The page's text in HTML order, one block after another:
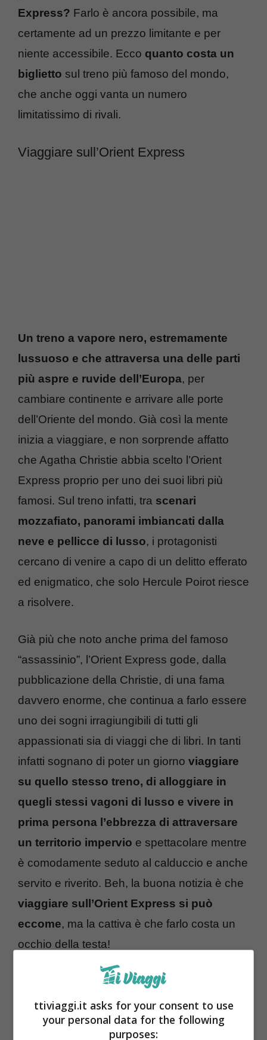
Express? Farlo è ancora possibile, ma
certamente ad un prezzo limitante e per
niente accessibile. Ecco quanto costa un
biglietto sul treno più famoso del mondo,
che anche oggi vanta un numero
limitatissimo di rivali.
Viaggiare sull’Orient Express
Un treno a vapore nero, estremamente
lussuoso e che attraversa una delle parti
più aspre e ruvide dell’Europa, per
cambiare continente e arrivare alle porte
dell’Oriente del mondo. Già così la mente
inizia a viaggiare, e non sorprende affatto
che Agatha Christie abbia scelto l’Orient
Express proprio per uno dei suoi libri più
famosi. Sul treno infatti, tra scenari
mozzafiato, panorami imbiancati dalla
neve e pellicce di lusso, i protagonisti
cercano di venire a capo di un delitto efferato
ed enigmatico, che solo Hercule Poirot riesce
a risolvere.
Già più che noto anche prima del famoso
“assassinio”, l’Orient Express gode, dalla
pubblicazione della Christie, di una fama
davvero enorme, che continua a farlo essere
uno dei sogni irragiungibili di tutti gli
appassionati sia di viaggi che di libri. In tanti
infatti sognano di poter un giorno viaggiare
su quello stesso treno, di alloggiare in
quegli stessi vagoni di lusso e vivere in
prima persona l’ebbrezza di attraversare
un territorio impervio e spettacolare mentre
è comodamente seduto al calduccio e anche
servito e riverito. Beh, la buona notizia è che
viaggiare sull’Orient Express si può
eccome, ma la cattiva è che farlo costa un
occhio della testa!
Quanto costa un biglietto?
ttiviaggi.it asks for your consent to use
your personal data for the following
purposes: